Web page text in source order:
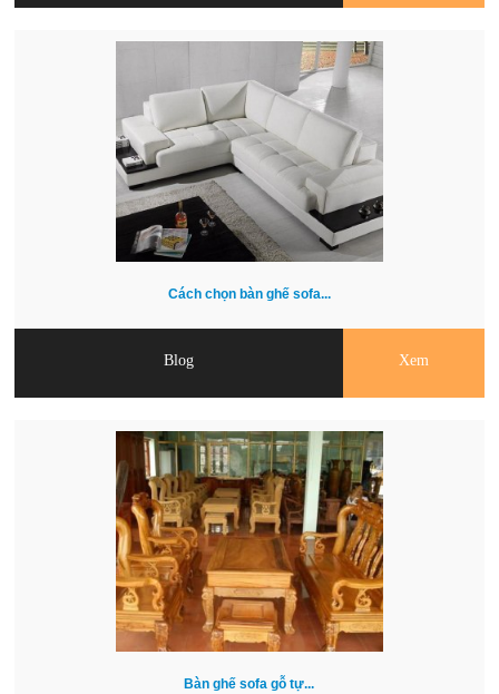
Cách chọn bàn ghế sofa...
Blog Xem
Bàn ghế sofa gỗ tự...